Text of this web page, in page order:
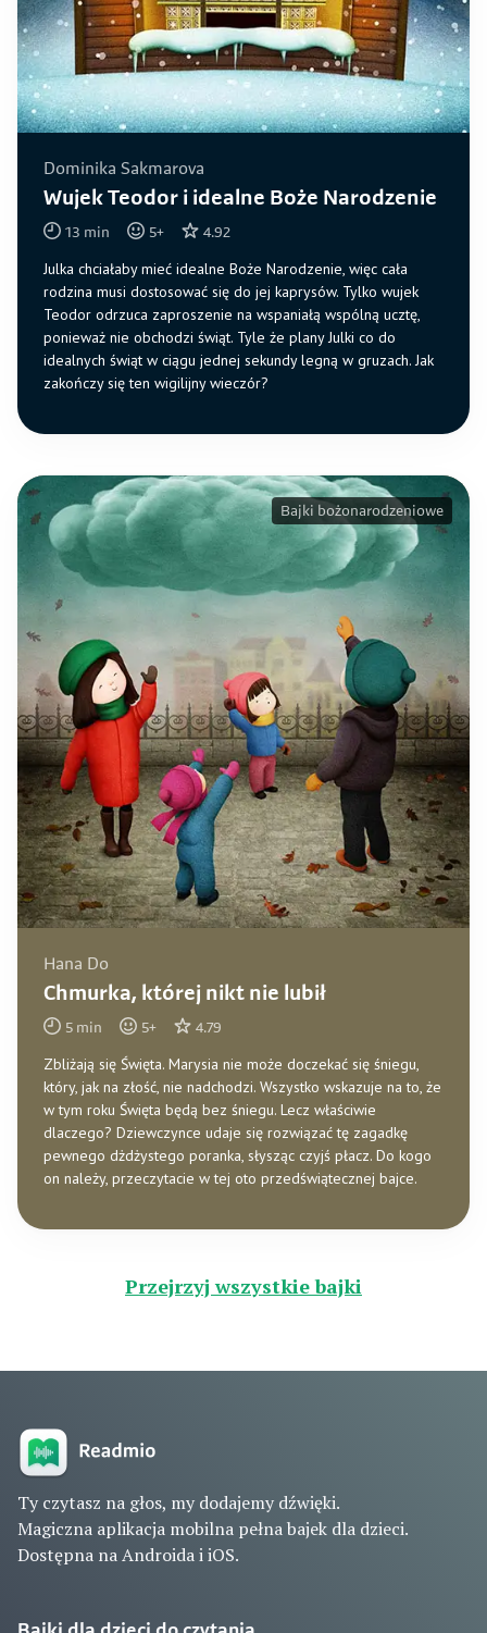
Dominika Sakmarova
Wujek Teodor i idealne Boże Narodzenie
13 min 5+ 4.92
Julka chciałaby mieć idealne Boże Narodzenie, więc cała
rodzina musi dostosować się do jej kaprysów. Tylko wujek
Teodor odrzuca zaproszenie na wspaniałą wspólną ucztę,
ponieważ nie obchodzi świąt. Tyle że plany Julki co do
idealnych świąt w ciągu jednej sekundy legną w gruzach. Jak
zakończy się ten wigilijny wieczór?
Bajki bożonarodzeniowe
Hana Do
Chmurka, której nikt nie lubił
5 min 5+ 4.79
Zbliżają się Święta. Marysia nie może doczekać się śniegu,
który, jak na złość, nie nadchodzi. Wszystko wskazuje na to, że
w tym roku Święta będą bez śniegu. Lecz właściwie
dlaczego? Dziewczynce udaje się rozwiązać tę zagadkę
pewnego dżdżystego poranka, słysząc czyjś płacz. Do kogo
on należy, przeczytacie w tej oto przedświątecznej bajce.
Przejrzyj wszystkie bajki
Ty czytasz na głos, my dodajemy dźwięki.
Magiczna aplikacja mobilna pełna bajek dla dzieci.
Dostępna na Androida i iOS.